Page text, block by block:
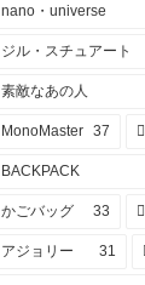
nano・universe
ジル・スチュアート
素敵なあの人
MonoMaster 37
BACKPACK
かごバッグ 33
アジョリー 31